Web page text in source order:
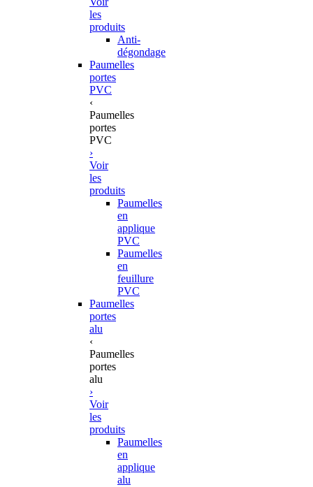
les
produits
Anti-
dégondage
Paumelles
portes
PVC
‹
Paumelles
portes
PVC
›
Voir
les
produits
Paumelles
en
applique
PVC
Paumelles
en
feuillure
PVC
Paumelles
portes
alu
‹
Paumelles
portes
alu
›
Voir
les
produits
Paumelles
en
applique
alu